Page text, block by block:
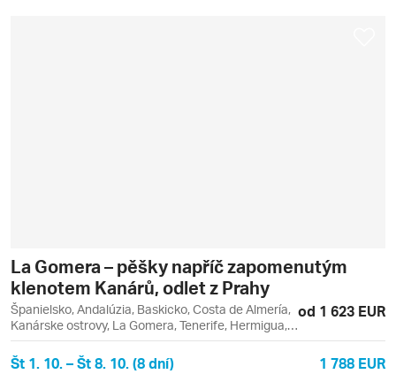
La Gomera – pěšky napříč zapomenutým
klenotem Kanárů, odlet z Prahy
Španielsko, Andalúzia, Baskicko, Costa de Almería,
Kanárske ostrovy, La Gomera, Tenerife, Hermigua,
Los Cristianos, San Sebastián, San Sebastián de la
Gomera, Valle Gran Rey, Vera
od 1 623 EUR
Št 1. 10. – Št 8. 10. (8 dní) 1 788 EUR